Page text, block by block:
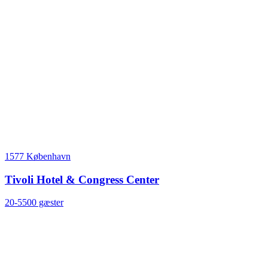
1577 København
Tivoli Hotel & Congress Center
20-5500 gæster